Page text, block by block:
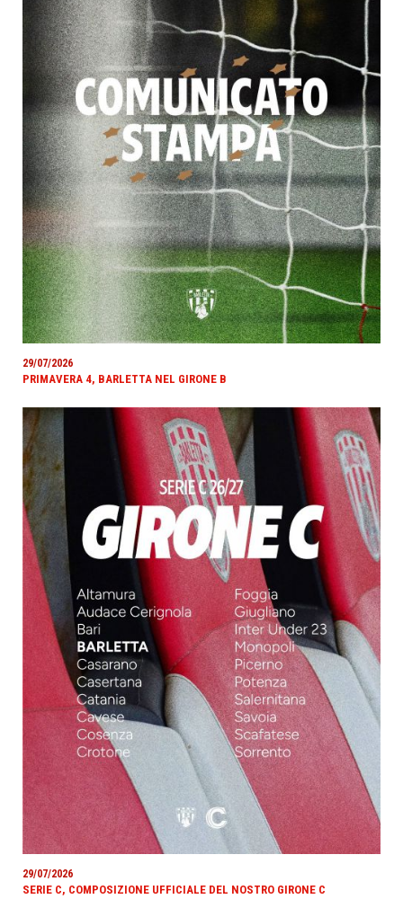
29/07/2026
PRIMAVERA 4, BARLETTA NEL GIRONE B
29/07/2026
SERIE C, COMPOSIZIONE UFFICIALE DEL NOSTRO GIRONE C